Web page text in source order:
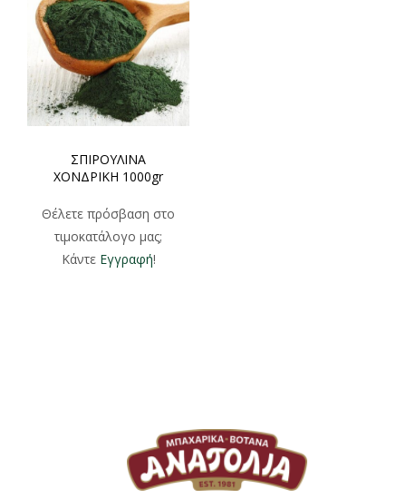
ΣΠΙΡΟΥΛΙΝΑ
ΧΟΝΔΡΙΚΗ 1000gr
Θέλετε πρόσβαση στο
τιμοκατάλογο μας;
Κάντε Εγγραφή!